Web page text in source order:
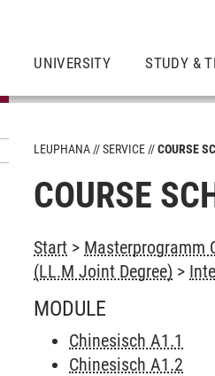
UNIVERSITY STUDY &
LEUPHANA SERVICE COURSE
COURSE
Start > Masterprogramm
(LL.M Joint Degree) >
MODULE
Chinesisch A1.1
Chinesisch A1.2